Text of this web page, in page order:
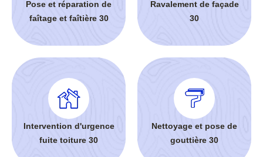
Pose et réparation de
faîtage et faîtière 30
Ravalement de façade
30
Intervention d'urgence
fuite toiture 30
Nettoyage et pose de
gouttière 30